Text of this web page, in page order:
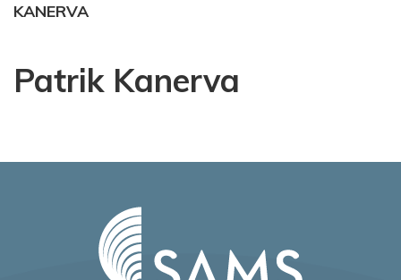
KANERVA
Patrik Kanerva